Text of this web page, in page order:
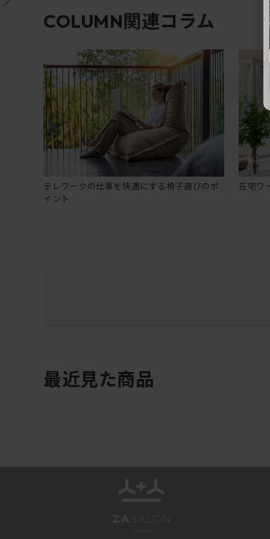
COLUMN関連コラム
テレワークの仕事を快適にする椅子選びのポ
イント
在宅ワ
最近見た商品